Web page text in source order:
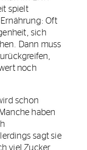
spielt
Oft
sich
Dann muss
noch
schon
haben
sagt sie
viel Zucker,